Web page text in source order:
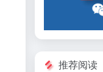
推荐阅读